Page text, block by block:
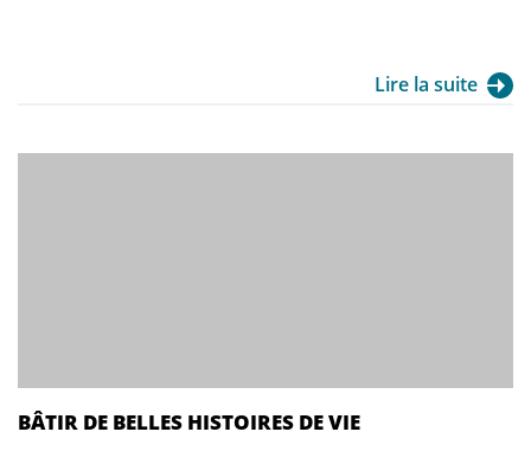
Lire la suite
BÂTIR DE BELLES HISTOIRES DE VIE